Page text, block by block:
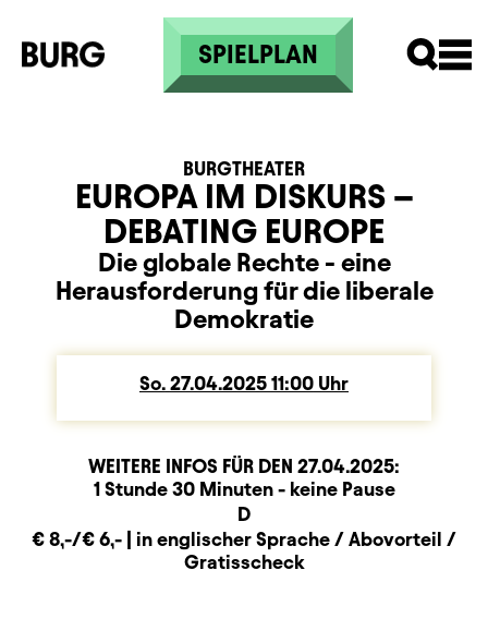
Direkt zum Inhalt
SPIELPLAN
EUROPA IM DISKURS –
DEBATING EUROPE
BURGTHEATER
Die globale Rechte - eine
Herausforderung für die liberale
Demokratie
So. Sonntag
27.04.2025 11:00Uhr
WEITERE INFOS FÜR DEN 27.04.2025:
BeschreibungInformation
Dauer und Pausen
1 Stunde 30 Minuten - keine Pause
D
Zusatzinformation
€ 8,-/€ 6,- | in englischer Sprache / Abovorteil /
Gratisscheck